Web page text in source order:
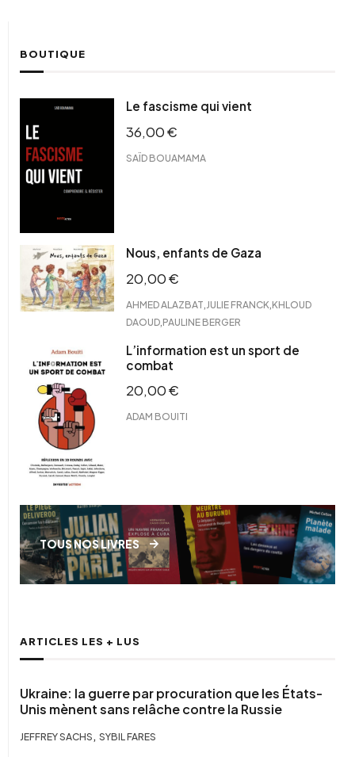
BOUTIQUE
Le fascisme qui vient
36,00€
SAÏD BOUAMAMA
Nous, enfants de Gaza
20,00€
AHMED ALAZBAT JULIE FRANCK KHLOUD
DAOUD PAULINE BERGER
L’information est un sport de
combat
20,00€
ADAM BOUITI
TOUS NOS LIVRES
ARTICLES LES + LUS
Ukraine: la guerre par procuration que les États-
Unis mènent sans relâche contre la Russie
JEFFREY SACHS , SYBIL FARES